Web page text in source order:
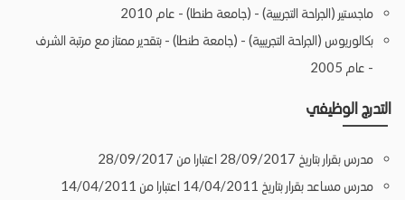
ماجستير (الجراحة التجريبية) - (جامعة طنطا) - عام 2010
بكالوريوس (الجراحة التجريبية) - (جامعة طنطا) - بتقدير ممتاز مع مرتبة الشرف
- عام 2005
التدرج الوظيفي
مدرس بقرار بتاريخ 28/09/2017 اعتبارا من 28/09/2017
مدرس مساعد بقرار بتاريخ 14/04/2011 اعتبارا من 14/04/2011